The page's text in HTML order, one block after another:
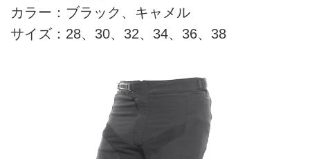
カラー：ブラック、キャメル
サイズ：28、30、32、34、36、38